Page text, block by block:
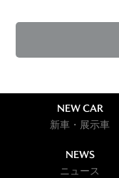
NEW CAR
新車・展示車
NEWS
ニュース